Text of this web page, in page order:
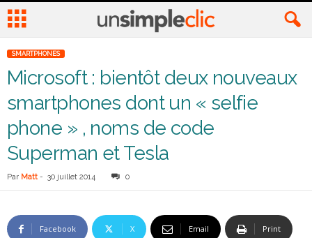
SMARTPHONES
Microsoft : bientôt deux nouveaux
smartphones dont un « selfie
phone » , noms de code
Superman et Tesla
Par Matt - 30 juillet 2014 0
Facebook X Email Print